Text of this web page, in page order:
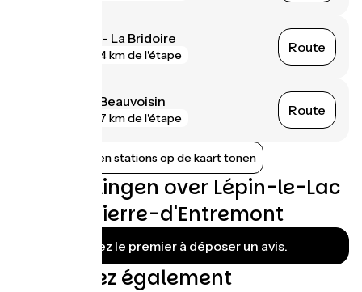
Saint-Béron - La Bridoire
4 km de l'étape Route
Le Pont-de-Beauvoisin
7 km de l'étape Route
Nabijgelegen stations op de kaart tonen
Beoordelingen over Lépin-le-Lac
/ Saint-Pierre-d'Entremont
Soyez le premier à déposer un avis.
Découvrez également